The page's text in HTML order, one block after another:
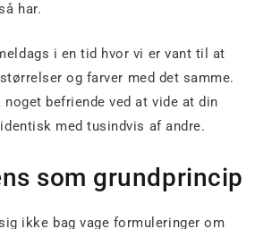
har.
i en tid hvor vi er vant til at
og farver med det samme.
befriende ved at vide at din
med tusindvis af andre.
som grundprincip
ikke bag vage formuleringer om